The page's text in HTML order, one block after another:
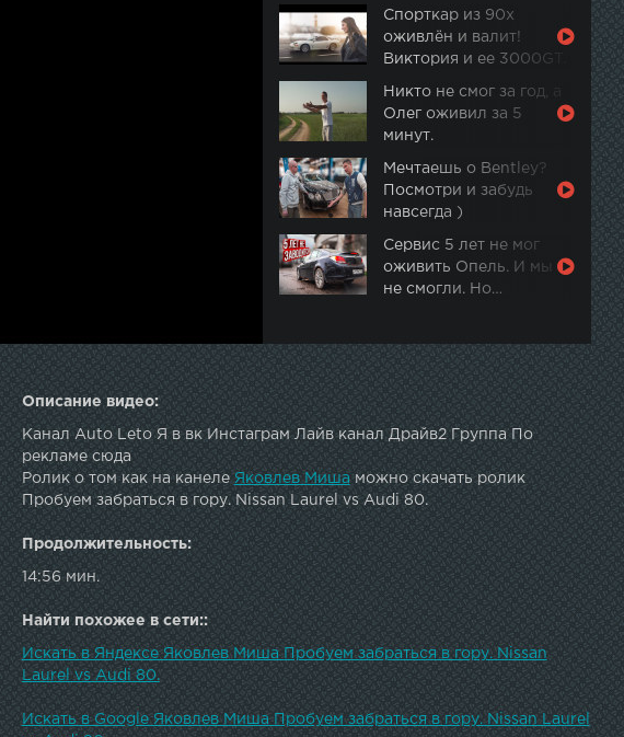
Спорткар из 90х
оживлён и валит!
Виктория и ее 3000GT.
Никто не смог за год, а
Олег оживил за 5
минут.
Мечтаешь о Bentley?
Посмотри и забудь
навсегда )
Сервис 5 лет не мог
оживить Опель. И мы
не смогли. Но…
Описание видео:
Канал Auto Leto Я в вк Инстаграм Лайв канал Драйв2 Группа По
рекламе сюда
Ролик о том как на канеле Яковлев Мишаможно скачать ролик
Пробуем забраться в гору. Nissan Laurel vs Audi 80.
Продолжительность:
14:56 мин.
Найти похожее в сети::
Искать в Яндексе Яковлев Миша Пробуем забраться в гору. Nissan
Laurel vs Audi 80.
Искать в Google Яковлев Миша Пробуем забраться в гору. Nissan Laurel